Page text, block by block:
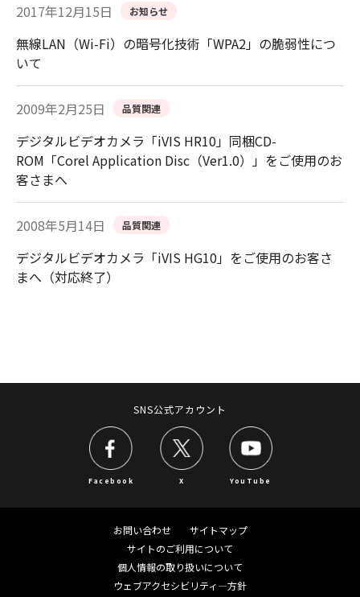
2017年12月15日 お知らせ
無線LAN（Wi-Fi）の暗号化技術「WPA2」の脆弱性につ
いて
2009年2月25日 品質関連
デジタルビデオカメラ「iVIS HR10」同梱CD-
ROM「Corel Application Disc（Ver1.0）」をご使用のお
客さまへ
2008年5月14日 品質関連
デジタルビデオカメラ「iVIS HG10」をご使用のお客さ
まへ（対応終了）
SNS公式アカウント
Facebook X YouTube
お問い合わせ
サイトマップ
サイトのご利用について
個人情報の取り扱いについて
ウェブアクセシビリティ―方針